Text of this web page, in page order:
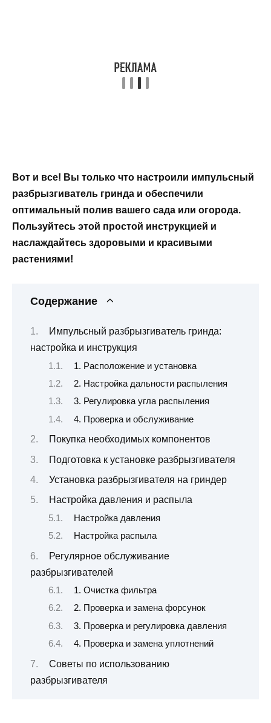
Вот и все! Вы только что настроили импульсный
разбрызгиватель гринда и обеспечили
оптимальный полив вашего сада или огорода.
Пользуйтесь этой простой инструкцией и
наслаждайтесь здоровыми и красивыми
растениями!
Содержание
Импульсный разбрызгиватель гринда:
настройка и инструкция
1. Расположение и установка
2. Настройка дальности распыления
3. Регулировка угла распыления
4. Проверка и обслуживание
Покупка необходимых компонентов
Подготовка к установке разбрызгивателя
Установка разбрызгивателя на гриндер
Настройка давления и распыла
Настройка давления
Настройка распыла
Регулярное обслуживание
разбрызгивателей
1. Очистка фильтра
2. Проверка и замена форсунок
3. Проверка и регулировка давления
4. Проверка и замена уплотнений
Советы по использованию
разбрызгивателя